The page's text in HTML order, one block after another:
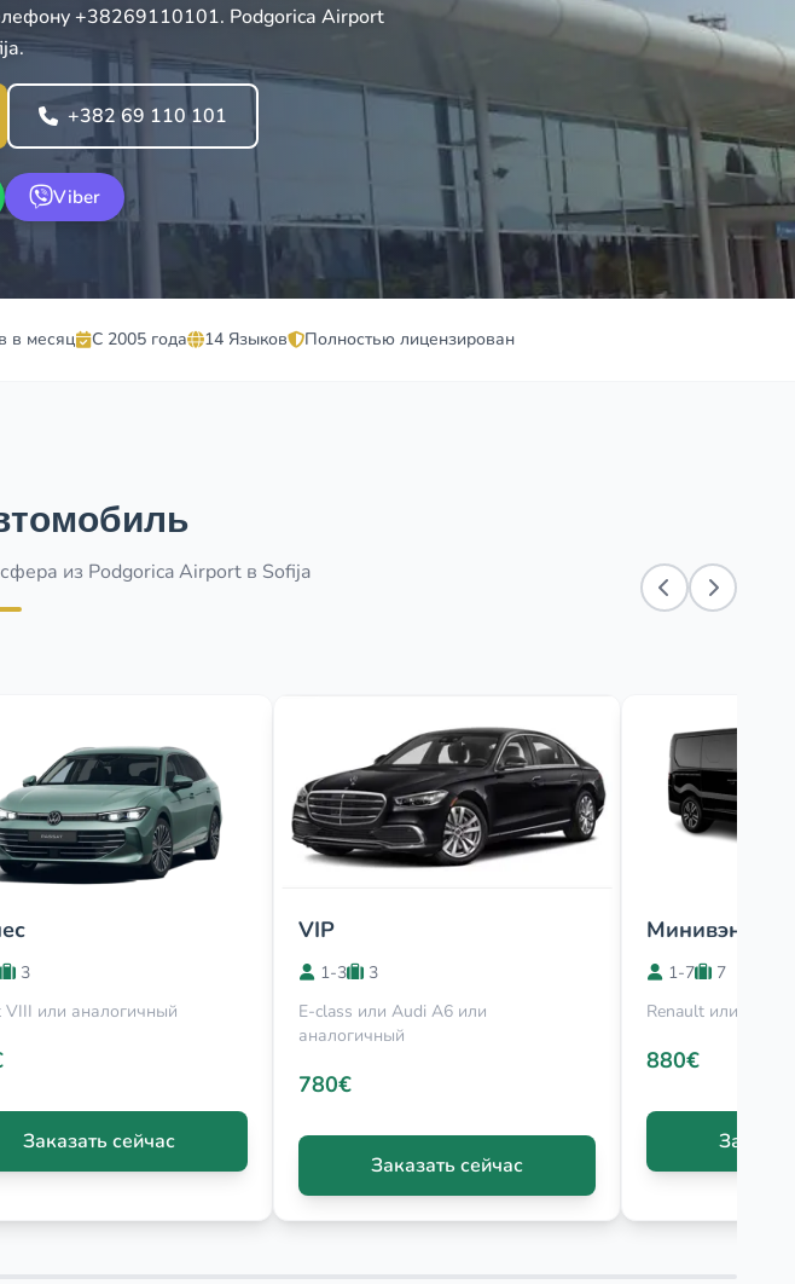
+38269110101. Podgorica Airport
+382 69 110 101
Viber
в месяц С 2005 года 14 Языков Полностью лицензирован
из Podgorica Airport в Sofija
3
VIII или аналогичный
Заказать сейчас
VIP
1-3
3
E-class или Audi A6 или
аналогичный
780€
Заказать сейчас
Минивэн
1-7
7
Renault или Viano
880€